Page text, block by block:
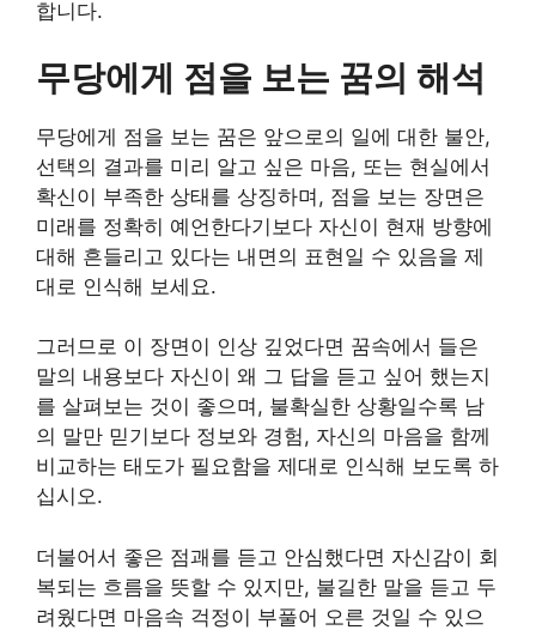
합니다.
무당에게 점을 보는 꿈의 해석
무당에게 점을 보는 꿈은 앞으로의 일에 대한 불안,
선택의 결과를 미리 알고 싶은 마음, 또는 현실에서
확신이 부족한 상태를 상징하며, 점을 보는 장면은
미래를 정확히 예언한다기보다 자신이 현재 방향에
대해 흔들리고 있다는 내면의 표현일 수 있음을 제
대로 인식해 보세요.
그러므로 이 장면이 인상 깊었다면 꿈속에서 들은
말의 내용보다 자신이 왜 그 답을 듣고 싶어 했는지
를 살펴보는 것이 좋으며, 불확실한 상황일수록 남
의 말만 믿기보다 정보와 경험, 자신의 마음을 함께
비교하는 태도가 필요함을 제대로 인식해 보도록 하
십시오.
더불어서 좋은 점괘를 듣고 안심했다면 자신감이 회
복되는 흐름을 뜻할 수 있지만, 불길한 말을 듣고 두
려웠다면 마음속 걱정이 부풀어 오른 것일 수 있으